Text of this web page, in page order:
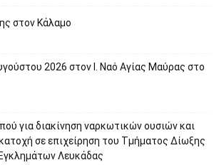
στον Κάλαμο
2026 στον Ι. Ναό Αγίας Μαύρας στο
για διακίνηση ναρκωτικών ουσιών και
σε επιχείρηση του Τμήματος Δίωξης
Λευκάδας